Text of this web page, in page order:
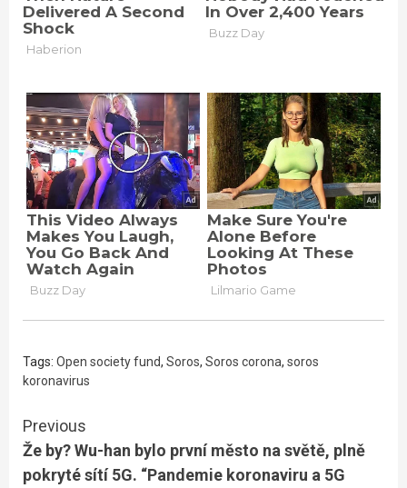
Tags: Open society fund, Soros, Soros corona, soros
koronavirus
Continue
Reading
Previous
Že by? Wu-han bylo první město na světě, plně
pokryté sítí 5G. “Pandemie koronaviru a 5G